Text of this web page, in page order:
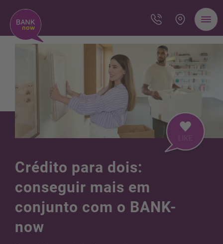
Crédito para dois:
conseguir mais em
conjunto com o BANK-
now